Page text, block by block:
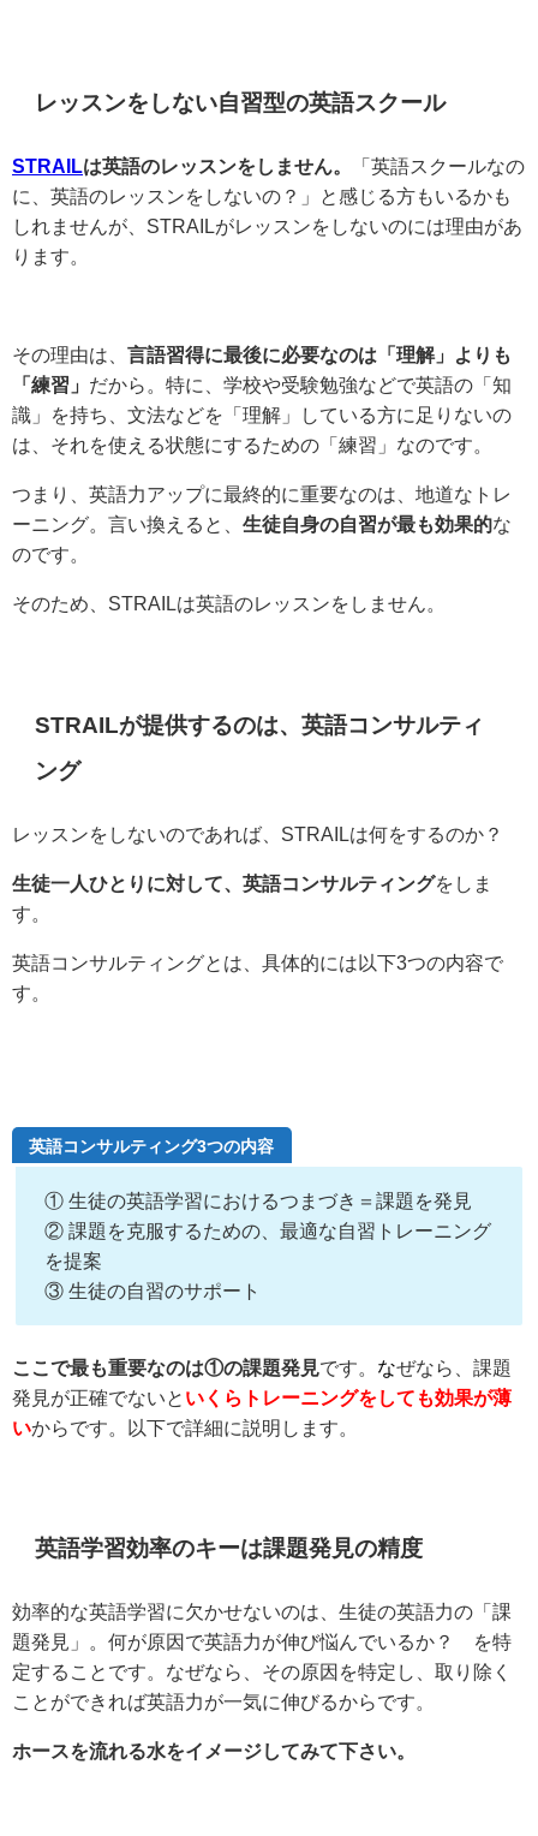
レッスンをしない自習型の英語スクール
STRAIL は英語のレッスンをしません。
「英語スクールなの
に、英語のレッスンをしないの？」と感じる方もいるかも
しれませんが、STRAILがレッスンをしないのには理由があ
ります。
その理由は、 言語習得に最後に必要なのは「理解」よりも
「練習」 だから。特に、学校や受験勉強などで英語の「知
識」を持ち、文法などを「理解」している方に足りないの
は、それを使える状態にするための「練習」なのです。
つまり、英語力アップに最終的に重要なのは、地道なトレ
ーニング。言い換えると、 生徒自身の自習が最も効果的な
のです。
そのため、STRAILは英語のレッスンをしません。
STRAILが提供するのは、英語コンサルティ
ング
レッスンをしないのであれば、STRAILは何をするのか？
生徒一人ひとりに対して、英語コンサルティングをしま
す。
英語コンサルティングとは、具体的には以下3つの内容で
す。
英語コンサルティング3つの内容
① 生徒の英語学習におけるつまづき＝課題を発見
② 課題を克服するための、最適な自習トレーニング
を提案
③ 生徒の自習のサポート
ここで最も重要なのは①の課題発見です。 なぜなら、課題
発見が正確でないと いくらトレーニングをしても効果が薄
いからです。以下で詳細に説明します。
英語学習効率のキーは課題発見の精度
効率的な英語学習に欠かせないのは、生徒の英語力の「課
題発見」。何が原因で英語力が伸び悩んでいるか？ を特
定することです。なぜなら、その原因を特定し、取り除く
ことができれば英語力が一気に伸びるからです。
ホースを流れる水をイメージしてみて下さい。